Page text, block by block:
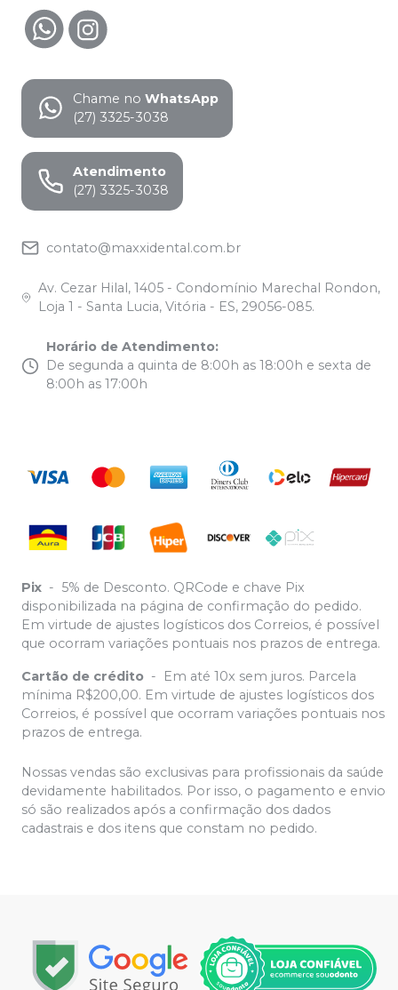
Chame no WhatsApp
(27) 3325-3038
Atendimento
(27) 3325-3038
contato@maxxidental.com.br
Av. Cezar Hilal, 1405 - Condomínio Marechal Rondon,
Loja 1 - Santa Lucia, Vitória - ES, 29056-085.
Horário de Atendimento:
De segunda a quinta de 8:00h as 18:00h e sexta de
8:00h as 17:00h
Pix - 5% de Desconto. QRCode e chave Pix
disponibilizada na página de confirmação do pedido.
Em virtude de ajustes logísticos dos Correios, é possível
que ocorram variações pontuais nos prazos de entrega.
Cartão de crédito -
Em até 10x sem juros. Parcela
mínima R$200,00. Em virtude de ajustes logísticos dos
Correios, é possível que ocorram variações pontuais nos
prazos de entrega.
Nossas vendas são exclusivas para profissionais da saúde
devidamente habilitados. Por isso, o pagamento e envio
só são realizados após a confirmação dos dados
cadastrais e dos itens que constam no pedido.